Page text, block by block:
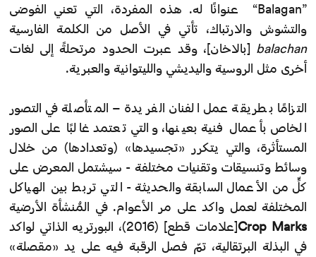
”Balagan“ عنوانًا له. هذه المفردة، التي تعني الفوضى
والتشوش والارتباك، تأتي في الأصل من الكلمة الفارسية
balachan [بالاخان]، وقد عبرت الحدود مرتحلةً إلى لغات
أخرى مثل الروسية واليديشي والليتوانية والعبرية.
التزامًا بطريقة عمل الفنان الفريدة – المتأصلة في التصور
الخاص بأعمال فنية بعينها، والتي تعتمد غالبًا على الصور
المستأثرة، والتي يتكرر «تجسيدها» (وتعدادها) من خلال
وسائط وتنسيقات وتقنيات مختلفة - سيشتمل المعرض على
كلٍّ من الأعمال السابقة والحديثة - التي تربط بين الهياكل
المختلفة لعمل واكد على مر الأعوام. في المُنشأة الأرضية
Crop Marks
[علامات قطع] (2016)، البورتريه الذاتي لواكد
في البذلة البرتقالية، تمّ فصل الرقبة فيه على يد «مقصلة»